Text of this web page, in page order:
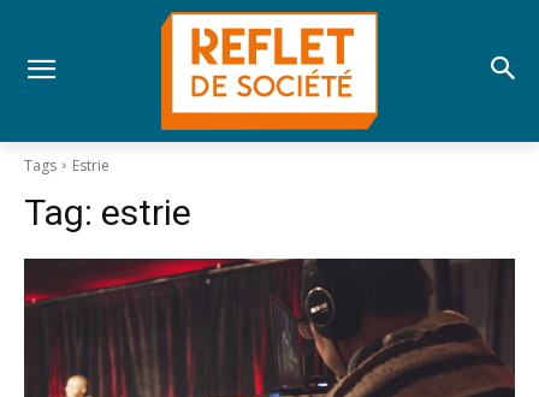
Tags Estrie
Tag: estrie